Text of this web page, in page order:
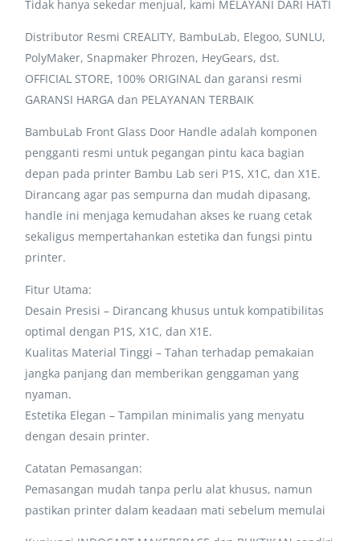
Tidak hanya sekedar menjual, kami MELAYANI DARI HATI
Distributor Resmi CREALITY, BambuLab, Elegoo, SUNLU,
PolyMaker, Snapmaker Phrozen, HeyGears, dst.
OFFICIAL STORE, 100% ORIGINAL dan garansi resmi
GARANSI HARGA dan PELAYANAN TERBAIK
BambuLab Front Glass Door Handle adalah komponen
pengganti resmi untuk pegangan pintu kaca bagian
depan pada printer Bambu Lab seri P1S, X1C, dan X1E.
Dirancang agar pas sempurna dan mudah dipasang,
handle ini menjaga kemudahan akses ke ruang cetak
sekaligus mempertahankan estetika dan fungsi pintu
printer.
Fitur Utama:
Desain Presisi – Dirancang khusus untuk kompatibilitas
optimal dengan P1S, X1C, dan X1E.
Kualitas Material Tinggi – Tahan terhadap pemakaian
jangka panjang dan memberikan genggaman yang
nyaman.
Estetika Elegan – Tampilan minimalis yang menyatu
dengan desain printer.
Catatan Pemasangan:
Pemasangan mudah tanpa perlu alat khusus, namun
pastikan printer dalam keadaan mati sebelum memulai